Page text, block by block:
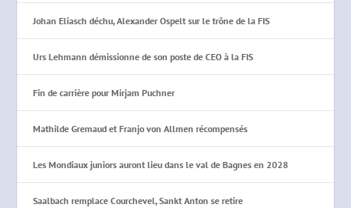
Johan Eliasch déchu, Alexander Ospelt sur le trône de la FIS
Urs Lehmann démissionne de son poste de CEO à la FIS
Fin de carrière pour Mirjam Puchner
Mathilde Gremaud et Franjo von Allmen récompensés
Les Mondiaux juniors auront lieu dans le val de Bagnes en 2028
Saalbach remplace Courchevel, Sankt Anton se retire